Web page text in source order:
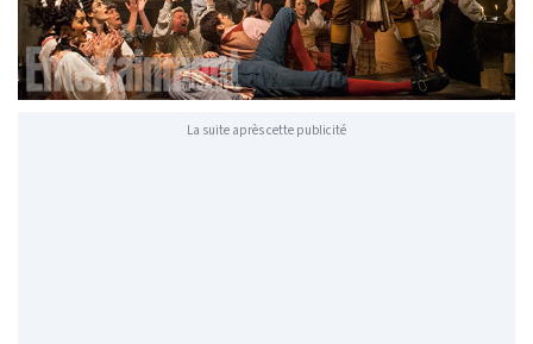
La suite après cette publicité